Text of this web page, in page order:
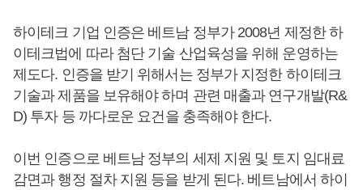
하이테크 기업 인증은 베트남 정부가 2008년 제정한 하
이테크법에 따라 첨단 기술 산업육성을 위해 운영하는
제도다. 인증을 받기 위해서는 정부가 지정한 하이테크
기술과 제품을 보유해야 하며 관련 매출과 연구개발(R&
D) 투자 등 까다로운 요건을 충족해야 한다.
이번 인증으로 베트남 정부의 세제 지원 및 토지 임대료
감면과 행정 절차 지원 등을 받게 된다. 베트남에서 하이